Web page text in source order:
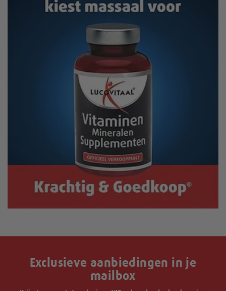
Exclusieve aanbiedingen in je
mailbox